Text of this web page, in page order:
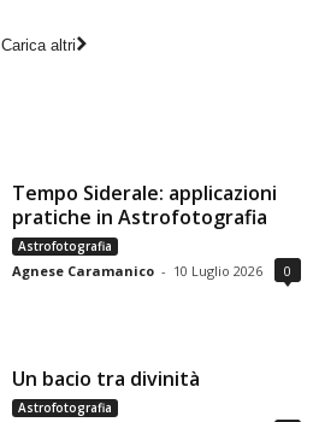
Carica altri
Tempo Siderale: applicazioni
pratiche in Astrofotografia
Astrofotografia
Agnese Caramanico - 10 Luglio 2026 0
Un bacio tra divinità
Astrofotografia